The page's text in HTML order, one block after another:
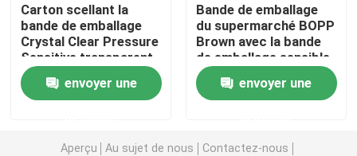
Ruban électrique en PVC
S'accrochent le film
Carton scellant la
bande de emballage
Crystal Clear Pressure
Sensitive transparent
de BOPP
envoyer une
Bande de emballage
du supermarché BOPP
Brown avec la bande
de emballage sensible
à la pression de
coupeur de bande
envoyer une
Aperçu Au sujet de nous
Contactez-nous